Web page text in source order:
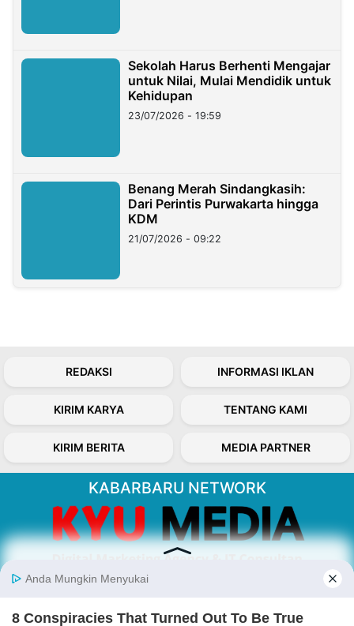
Sekolah Harus Berhenti Mengajar
untuk Nilai, Mulai Mendidik untuk
Kehidupan
23/07/2026 - 19:59
Benang Merah Sindangkasih:
Dari Perintis Purwakarta hingga
KDM
21/07/2026 - 09:22
REDAKSI INFORMASI IKLAN
KIRIM KARYA TENTANG KAMI
KIRIM BERITA MEDIA PARTNER
KABARBARU NETWORK
About Our Kabarbaru.co
inspiratif dari sudut pandang berbaik sangka